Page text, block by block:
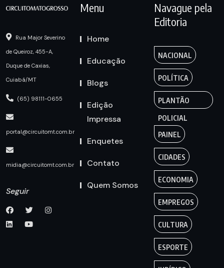
Rua Major Severino
de Queiroz, 455-A,
Duque de Caxias,
Cuiabá/MT
(65) 98111-0655
portal@circuitomt.com.br
midia@circuitomt.com.br
Seguir
Menu
Home
Educação
Blogs
Edição
Impressa
Enquetes
Contato
Quem Somos
Navague pela
Editoria
NACIONAL
POLÍTICA
PLANTÃO
POLICIAL
PAINEL
CIDADES
ECONOMIA
EMPREGOS
CULTURA
ESPORTE